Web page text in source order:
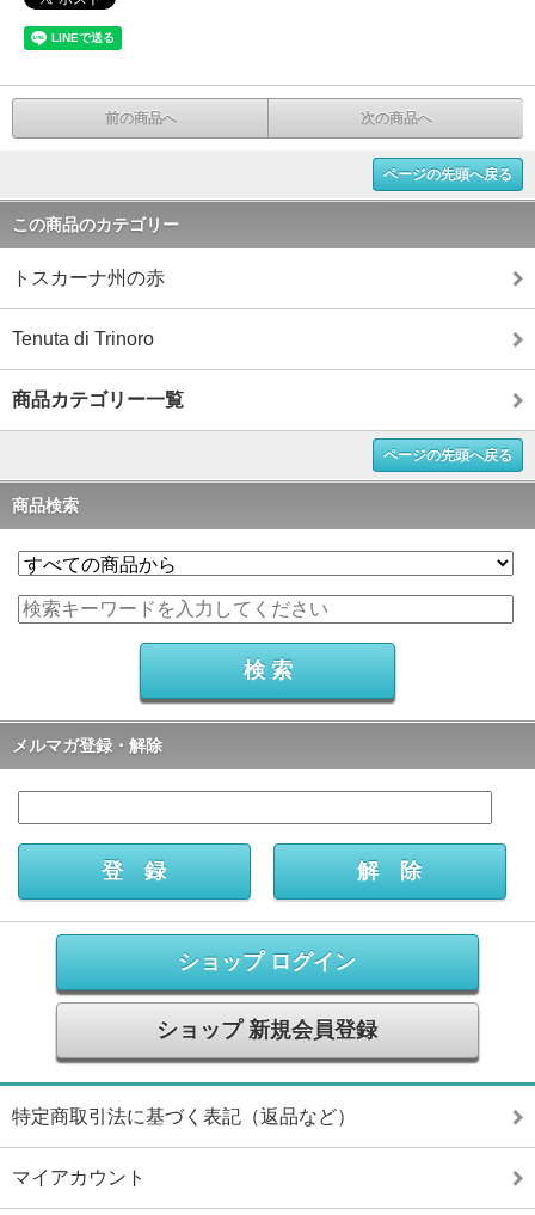
前の商品へ 次の商品へ
ページの先頭へ戻る
この商品のカテゴリー
トスカーナ州の赤
Tenuta di Trinoro
商品カテゴリー一覧
ページの先頭へ戻る
商品検索
メルマガ登録・解除
ショップ ログイン
ショップ 新規会員登録
特定商取引法に基づく表記（返品など）
マイアカウント